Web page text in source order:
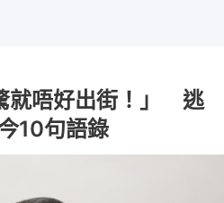
就唔好出街！」 逃
10句語錄